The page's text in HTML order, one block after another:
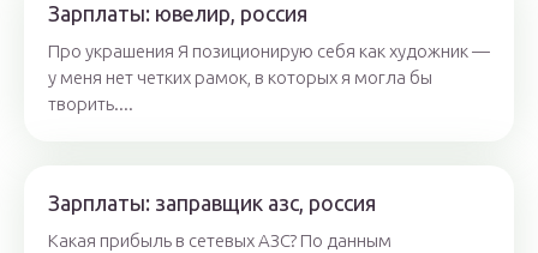
Зарплаты: ювелир, россия
Про украшения Я позиционирую себя как художник —
у меня нет четких рамок, в которых я могла бы
творить....
Зарплаты: заправщик азс, россия
Какая прибыль в сетевых АЗС? По данным